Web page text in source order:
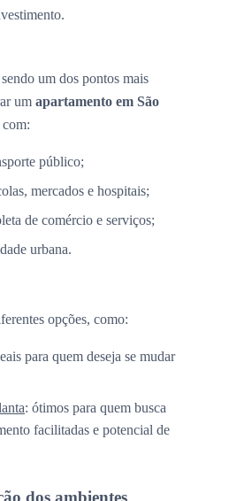
um dos pontos mais
um apartamento em São
público;
mercados e hospitais;
de comércio e serviços;
urbana.
opções, como:
para quem deseja se mudar
: ótimos para quem busca
facilitadas e potencial de
dos ambientes